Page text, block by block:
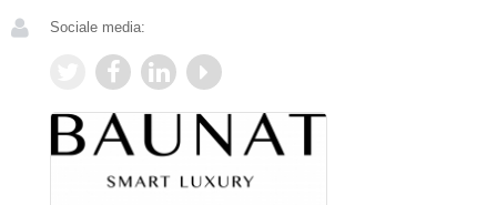
Sociale media: